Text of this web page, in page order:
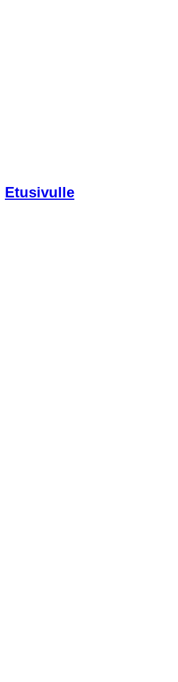
Etusivulle